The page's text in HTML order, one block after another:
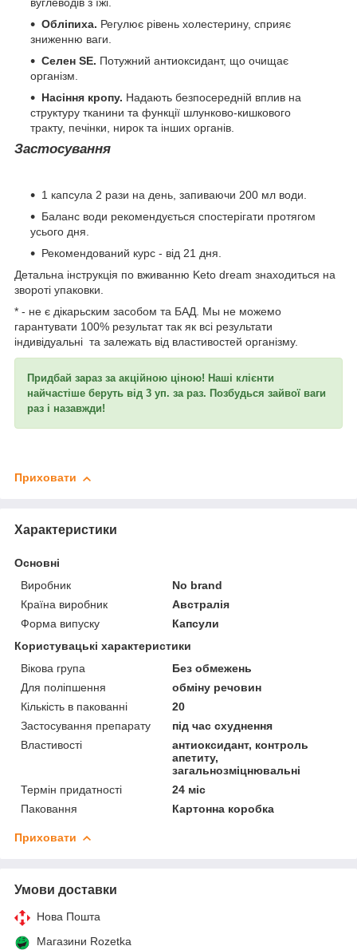
вуглеводів з їжі.
Обліпиха. Регулює рівень холестерину, сприяє
зниженню ваги.
Селен SE. Потужний антиоксидант, що очищає
організм.
Насіння кропу. Надають безпосередній вплив на
структуру тканини та функції шлунково-кишкового
тракту, печінки, нирок та інших органів.
Застосування
1 капсула 2 рази на день, запиваючи 200 мл води.
Баланс води рекомендується спостерігати протягом
усього дня.
Рекомендований курс - від 21 дня.
Детальна інструкція по вживанню Keto dream знаходиться на
звороті упаковки.
* - не є дікарьским засобом та БАД. Мы не можемо
гарантувати 100% результат так як всі результати
індивідуальні та залежать від властивостей організму.
Придбай зараз за акційною ціною! Наші клієнти
найчастіше беруть від 3 уп. за раз. Позбудься зайвої ваги
раз і назавжди!
Приховати
Характеристики
Основні
Виробник
No brand
Країна виробник
Австралія
Форма випуску
Капсули
Користувацькі характеристики
Вікова група
Без обмежень
Для поліпшення
обміну речовин
Кількість в пакованні
20
Застосування препарату
під час схуднення
Властивості
антиоксидант, контроль
апетиту,
загальнозміцнювальні
Термін придатності
24 міс
Паковання
Картонна коробка
Приховати
Умови доставки
Нова Пошта
Магазини Rozetka